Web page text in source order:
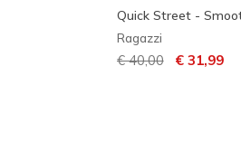
Quick Street -
Ragazzi
Prezzo ridotto da
€ 40,00per€ 31,99